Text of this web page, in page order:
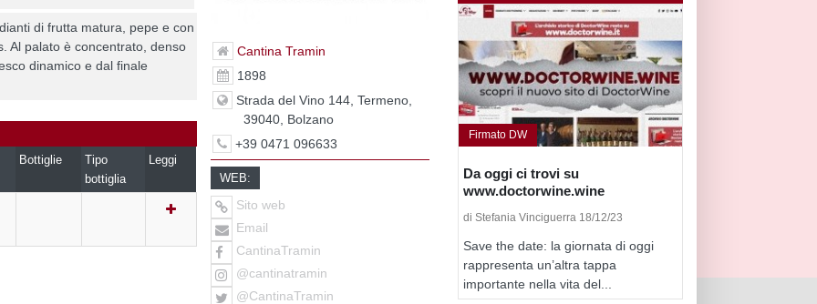
di frutta matura, pepe e con
Al palato è concentrato, denso
dinamico e dal finale
Bottiglie
Tipo
bottiglia
Leggi
Cantina Tramin
1898
Strada del Vino 144, Termeno,
39040, Bolzano
+39 0471 096633
WEB:
Sito web
Email
CantinaTramin
@cantinatramin
@CantinaTramin
Firmato DW
Da oggi ci trovi su
www.doctorwine.wine
di Stefania Vinciguerra 18/12/23
Save the date: la giornata di oggi
rappresenta un’altra tappa
importante nella vita del...